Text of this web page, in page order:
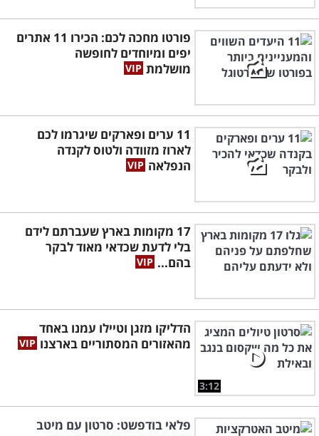
פורטו מחכה לכם: הכירו 11 אתרים
יפים ומיוחדים לחופשה
מושלמת
11 ערים ופארקים שיגרמו לכם
לארוז מזוודה ולטוס לקנדה
הנפלאה
17 מקומות בארץ שעברתם לידם
בלי לדעת שכדאי מאוד לבקר
בהם...
3:12
הדליקו מזגן וטיילו עמנו באחד
מהאזורים המסתוריים בארצנו
פלאי בודפשט: סרטון עם מיטב